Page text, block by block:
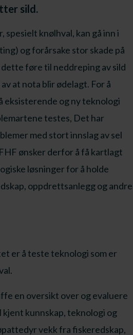
sild.
spesielt knølhval, kan gå inn i
og forårsake stor skade på
føre til neddreping av sild
at nota blir ødelagt. For å
eksisterende og ny teknologi
testes, Det har
med stort innslag av sel
ønsker derfor å få kartlagt
løsninger for å holde
oppdrettsanlegg og andre
er å teste teknologi som er
en oversikt over og evaluere
kjent kunnskap, teknologi og
vekk fra fiskeredskap,